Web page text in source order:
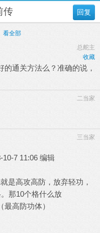
回复
传
看全部
总舵主
收藏
通关方法么？准确的说，
二当家
三当家
10-7 11:06 编辑
是高攻高防，放弃轻功，
那10个格什么放
高防功体）